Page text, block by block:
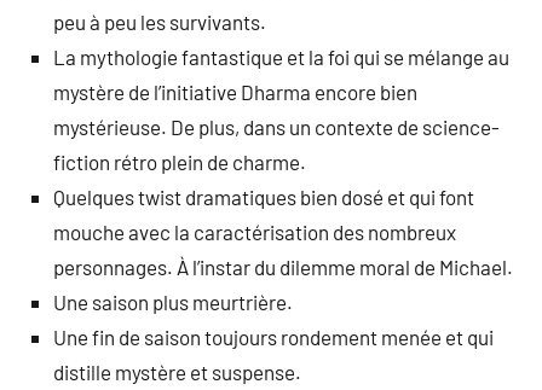
peu à peu les survivants.
La mythologie fantastique et la foi qui se mélange au
mystère de l’initiative Dharma encore bien
mystérieuse. De plus, dans un contexte de science-
fiction rétro plein de charme.
Quelques twist dramatiques bien dosé et qui font
mouche avec la caractérisation des nombreux
personnages. À l’instar du dilemme moral de Michael.
Une saison plus meurtrière.
Une fin de saison toujours rondement menée et qui
distille mystère et suspense.